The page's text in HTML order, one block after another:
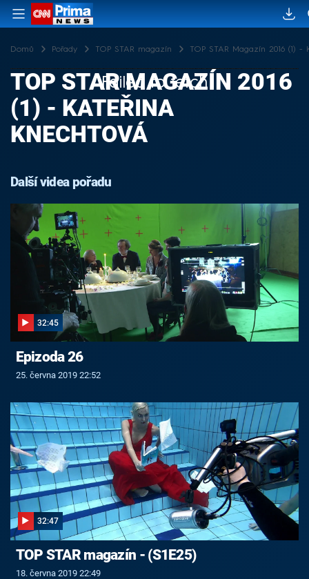
Domů Pořady TOP STAR magazín TOP STAR Magazín 2016 (1)
Failed to fetch
TOP STAR MAGAZÍN 2016
(1) - KATEŘINA
KNECHTOVÁ
Další videa pořadu
32:45
Epizoda 26
25. června 2019 22:52
32:47
TOP STAR magazín - (S1E25)
18. června 2019 22:49